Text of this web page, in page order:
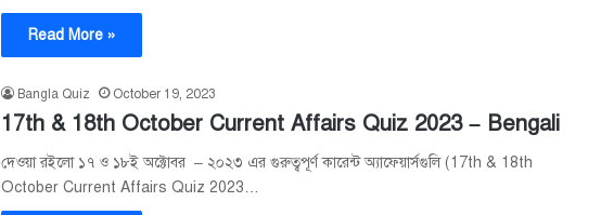
Read More »
Bangla Quiz October 19, 2023
17th & 18th October Current Affairs Quiz 2023 – Bengali
দেওয়া রইলো ১৭ ও ১৮ই অক্টোবর – ২০২৩ এর গুরুত্বপূর্ণ কারেন্ট অ্যাফেয়ার্সগুলি (17th & 18th
October Current Affairs Quiz 2023…